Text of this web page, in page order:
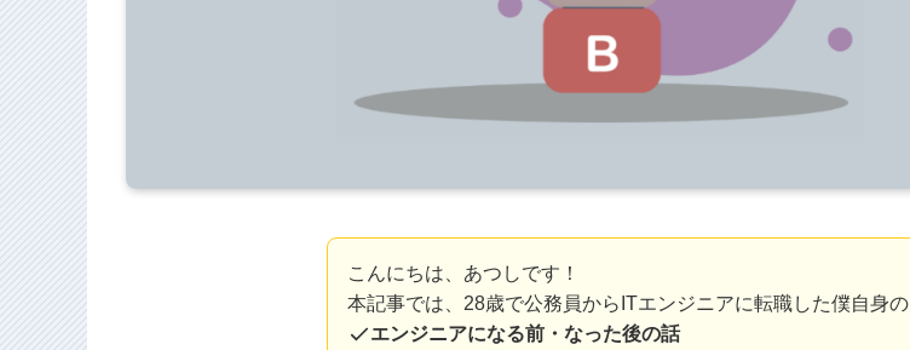
こんにちは、あつしです！
本記事では、28歳で公務員からITエンジニアに転職した僕自身の
エンジニアになる前・なった後の話